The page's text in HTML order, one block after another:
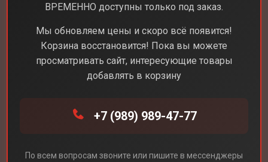
Ноутбуки MacBook Air 15 M4
MacBook Air 15 M4
Диагональ экрана
Встроенная память
Оперативная память
24 ГБ
ВРЕМЕННО доступны только под заказ.
Мы обновляем цены и скоро всё появится!
Корзина восстановится! Пока вы можете
просматривать сайт, интересующие товары
добавлять в корзину
+7 (989) 989-47-77
По всем вопросам звоните или пишите в мессенджеры